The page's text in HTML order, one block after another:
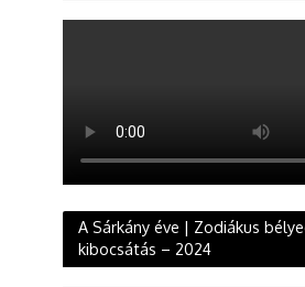
A Sárkány éve | Zodiákus
kibocsátás – 2024